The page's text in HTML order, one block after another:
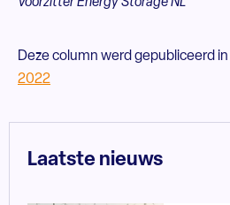
Deze column werd gepubliceerd in
2022
Laatste nieuws